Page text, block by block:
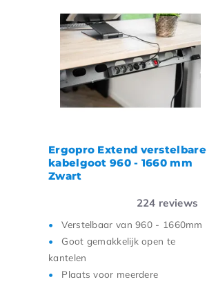
Laagste prijs
Hoogste prijs
Ergopro Extend verstelbare
kabelgoot 960 - 1660 mm
Zwart
224 reviews
Verstelbaar van 960 - 1660mm
Goot gemakkelijk open te
kantelen
Plaats voor meerdere